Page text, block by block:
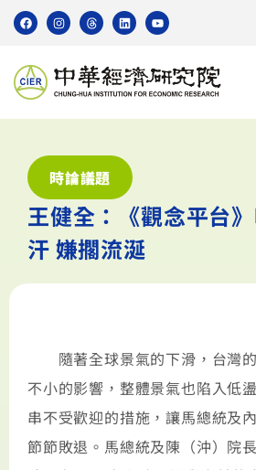
時論議題
王健全：《觀念平台
汗 嫌擱流涎
隨著全球景氣的下滑，台灣
不小的影響，整體景氣也陷入低
串不受歡迎的措施，讓馬總統及
節節敗退。馬總統及陳（沖）院